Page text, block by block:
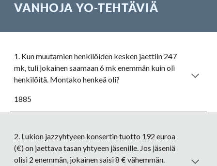
VANHOJA YO-TEHTÄVIÄ
1. Kun muutamien henkilöiden kesken jaettiin 247
mk, tuli jokainen saamaan 6 mk enemmän kuin oli
henkilöitä. Montako henkeä oli?
1885
2. Lukion jazzyhtyeen konsertin tuotto 192 euroa
(€) on jaettava tasan yhtyeen jäsenille. Jos jäseniä
olisi 2 enemmän, jokainen saisi 8 € vähemmän.